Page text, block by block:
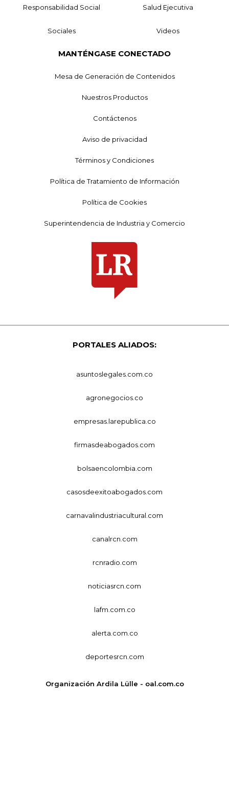
Responsabilidad Social Salud Ejecutiva
Sociales Videos
MANTÉNGASE CONECTADO
Mesa de Generación de Contenidos
Nuestros Productos
Contáctenos
Aviso de privacidad
Términos y Condiciones
Política de Tratamiento de Información
Política de Cookies
Superintendencia de Industria y Comercio
PORTALES ALIADOS:
asuntoslegales.com.co
agronegocios.co
empresas.larepublica.co
firmasdeabogados.com
bolsaencolombia.com
casosdeexitoabogados.com
carnavalindustriacultural.com
canalrcn.com
rcnradio.com
noticiasrcn.com
lafm.com.co
alerta.com.co
deportesrcn.com
Organización Ardila Lülle - oal.com.co